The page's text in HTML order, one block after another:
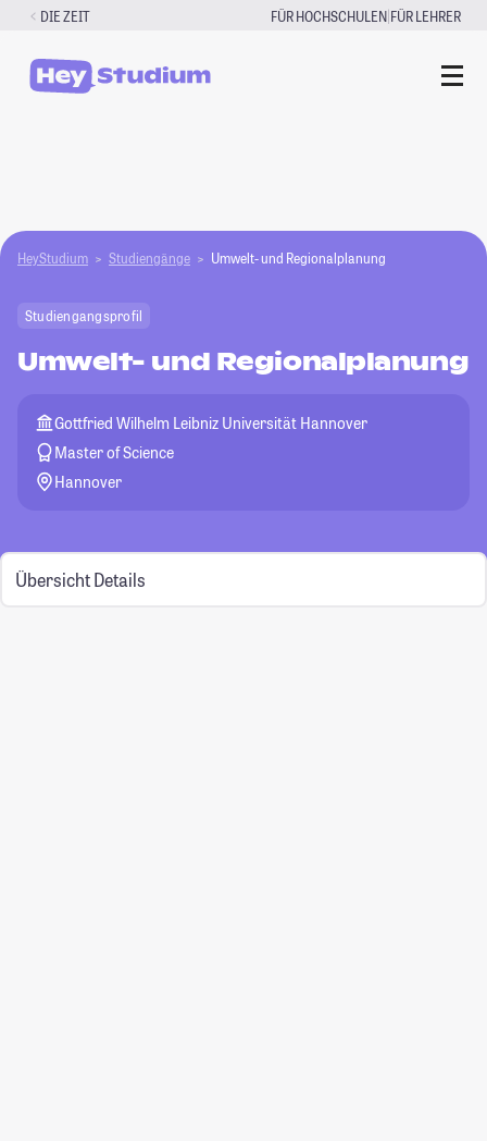
Zum
springen
DIE ZEIT FÜR HOCHSCHULEN|FÜR LEHRER
HeyStudium Studiengänge Umwelt- und Regionalplanung
Studiengangsprofil
Umwelt- und Regionalplanung
Gottfried Wilhelm Leibniz Universität Hannover
Master of Science
Hannover
Übersicht Details